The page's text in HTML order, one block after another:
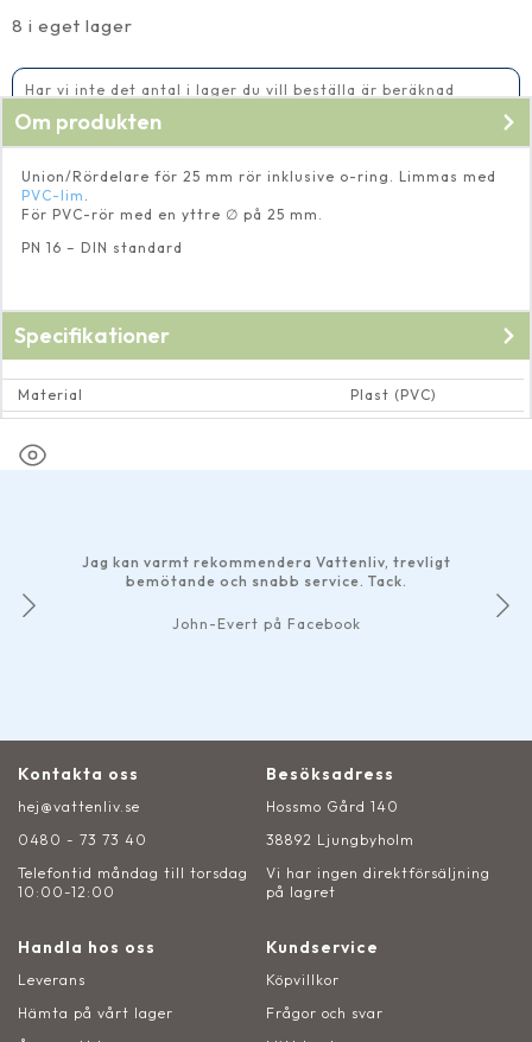
8 i eget lager
mängd
Har vi inte det antal i lager du vill beställa är beräknad
Om produkten
Union/Rördelare för 25 mm rör inklusive o-ring. Limmas med
PVC-lim .
För PVC-rör med en yttre ∅ på 25 mm.
PN 16 – DIN standard
Specifikationer
Material
Plast (PVC)
Jag kan varmt rekommendera Vattenliv, trevligt
bemötande och snabb service. Tack.
John-Evert på Facebook
Kontakta oss
hej@vattenliv.se
0480 - 73 73 40
Telefontid måndag till torsdag
10:00-12:00
Besöksadress
Hossmo Gård 140
38892 Ljungbyholm
Vi har ingen direktförsäljning
på lagret
Handla hos oss
Leverans
Hämta på vårt lager
Kundservice
Köpvillkor
Frågor och svar